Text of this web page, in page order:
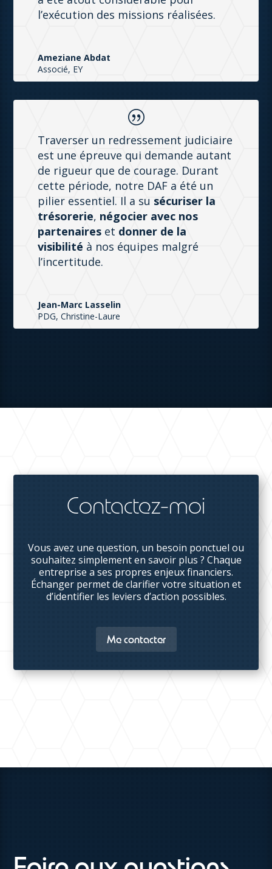
l’exécution des missions réalisées.
Ameziane Abdat
Associé, EY
|
Traverser un redressement judiciaire
est une épreuve qui demande autant
de rigueur que de courage. Durant
cette période, notre DAF a été un
pilier essentiel. Il a su sécuriser la
trésorerie, négocier avec nos
partenaires et donner de la
visibilité à nos équipes malgré
l’incertitude.
Jean-Marc Lasselin
PDG, Christine-Laure
Contactez-moi
Vous avez une question, un besoin ponctuel ou
souhaitez simplement en savoir plus ? Chaque
entreprise a ses propres enjeux financiers.
Échanger permet de clarifier votre situation et
d’identifier les leviers d’action possibles.
Me contacter